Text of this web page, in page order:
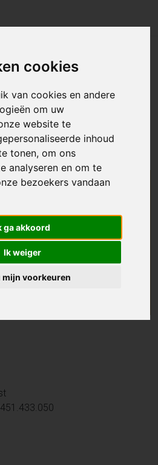
cookies
van cookies en andere
om uw
website te
inhoud
tonen, om ons
analyseren en om te
bezoekers vandaan
ga akkoord
Ik weiger
voorkeuren
dit zoekertje niet
online.
aanbod te koop
u graag zoeken
aan en we houden u op
passend aanbod.